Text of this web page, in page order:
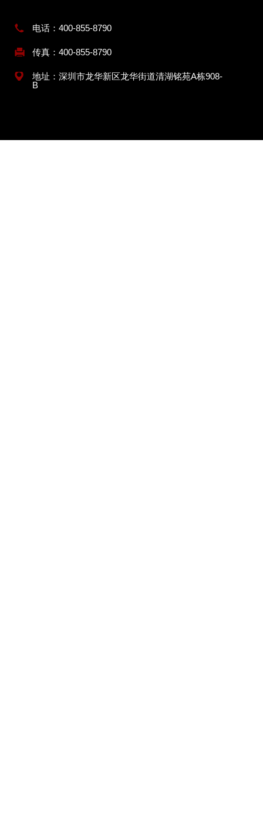
电话：400-855-8790
传真：400-855-8790
地址：深圳市龙华新区龙华街道清湖铭苑A栋908-
B